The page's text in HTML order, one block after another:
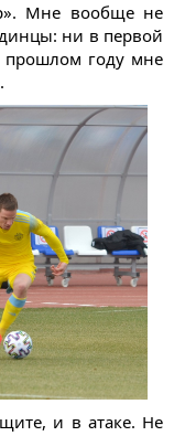
Мне вообще не
ни в первой
прошлом году мне
и в атаке. Не